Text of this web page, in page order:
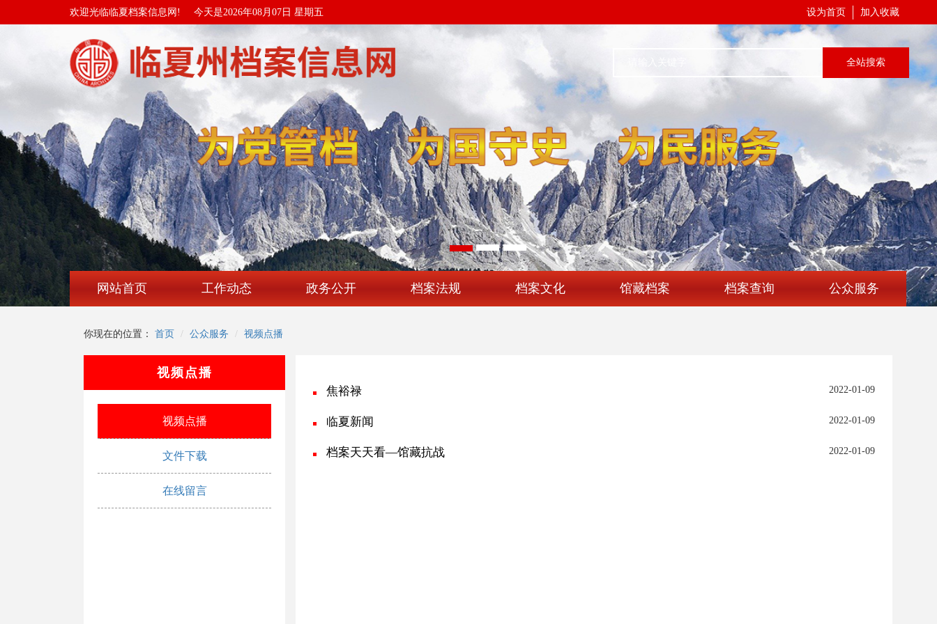
欢迎光临临夏档案信息网! 今天是2026年08月07日 星期五 设为首页 加入收藏
全站搜索
网站首页 工作动态 政务公开 档案法规 档案文化 馆藏档案 档案查询 公众服务
你现在的位置： 首页 公众服务 视频点播
视频点播
视频点播
文件下载
在线留言
焦裕禄 2022-01-09
临夏新闻 2022-01-09
档案天天看—馆藏抗战 2022-01-09